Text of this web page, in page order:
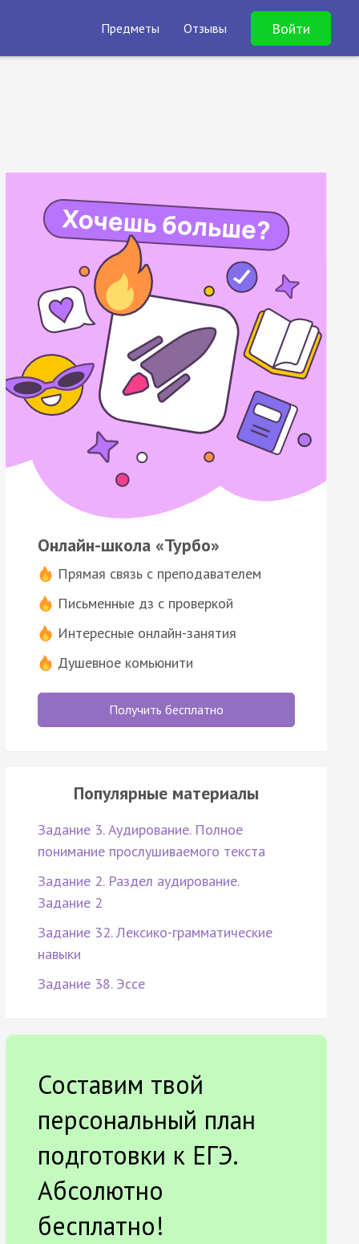
Предметы Отзывы Войти
Онлайн-школа «Турбо»
Прямая связь с преподавателем
Письменные дз с проверкой
Интересные онлайн-занятия
Душевное комьюнити
Получить бесплатно
Популярные материалы
Задание 3. Аудирование. Полное
понимание прослушиваемого текста
Задание 2. Раздел аудирование.
Задание 2
Задание 32. Лексико-грамматические
навыки
Задание 38. Эссе
Составим твой
персональный план
подготовки к ЕГЭ.
Абсолютно
бесплатно!